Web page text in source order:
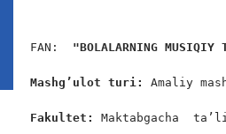
FAN: "BOLALARNING MUSIQIY
Mashg’ulot turi: Amaliy
Fakultet: Maktabgacha